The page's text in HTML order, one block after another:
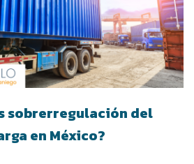
sobrerregulación del
en México?